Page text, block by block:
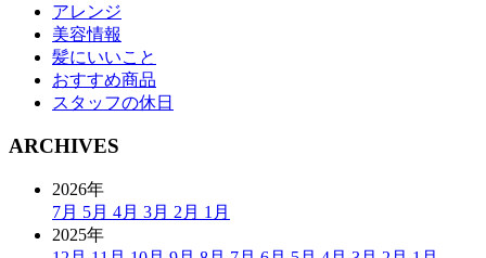
アレンジ
美容情報
髪にいいこと
おすすめ商品
スタッフの休日
ARCHIVES
2026年
7月 5月 4月 3月 2月 1月
2025年